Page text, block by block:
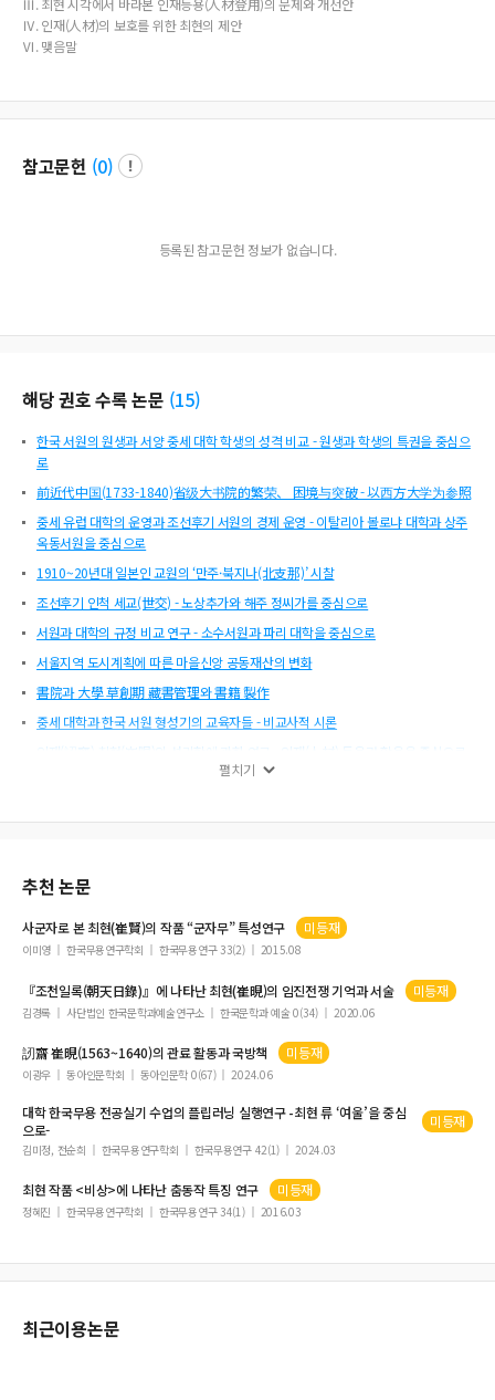
Ⅲ. 최현 시각에서 바라본 인재등용(人材登用)의 문제와 개선안
Ⅳ. 인재(人材)의 보호를 위한 최현의 제안
Ⅵ. 맺음말
참고문헌 (0)
등록된 참고문헌 정보가 없습니다.
해당 권호 수록 논문 (15)
한국 서원의 원생과 서양 중세 대학 학생의 성격 비교 - 원생과 학생의 특권을 중심으
로
前近代中国(1733-1840)省级大书院的繁荣、 困境与突破 - 以⻄方大学为参照
중세 유럽 대학의 운영과 조선후기 서원의 경제 운영 - 이탈리아 볼로냐 대학과 상주
옥동서원을 중심으로
1910~20년대 일본인 교원의 ‘만주·북지나(北⽀那)’ 시찰
조선후기 인척 세교(世交) - 노상추가와 해주 정씨가를 중심으로
서원과 대학의 규정 비교 연구 - 소수서원과 파리 대학을 중심으로
서울지역 도시계획에 따른 마을신앙 공동재산의 변화
書院과 大學 草創期 藏書管理와 書籍 製作
중세 대학과 한국 서원 형성기의 교육자들 - 비교사적 시론
인재(訒齋) 최현(崔晛)의 성리학에 관한 연구 - 인재(人材) 등용과 활용을 중심으로
현대신유가(現代新儒家)와 서원의 현대적 전승(傳承)
宋代书院与欧洲中世纪大学教学方式及评价比较
조선조 서원과 중세 대학의 출현과정과 그 이념적 토대
펼치기
추천 논문
사군자로 본최현(崔賢)의 작품 “군자무” 특성연구 미등재
이미영 한국무용연구학회 한국무용연구 33(2) 2015.08
『조천일록(朝天日錄)』에 나타난최현(崔晛)의 임진전쟁 기억과 서술 미등재
김경록 사단법인 한국문학과예술연구소 한국문학과 예술 0(34) 2020.06
訒齋崔晛(1563~1640)의 관료 활동과 국방책 미등재
이광우 동아인문학회 동아인문학 0(67) 2024.06
대학 한국무용 전공실기 수업의 플립러닝 실행연구 -최현류 ‘여울’을 중심
으로-
미등재
김미정, 전순희 한국무용연구학회 한국무용연구 42(1) 2024.03
최현작품 <비상>에 나타난 춤동작 특징 연구 미등재
정혜진 한국무용연구학회 한국무용연구 34(1) 2016.03
최근이용논문